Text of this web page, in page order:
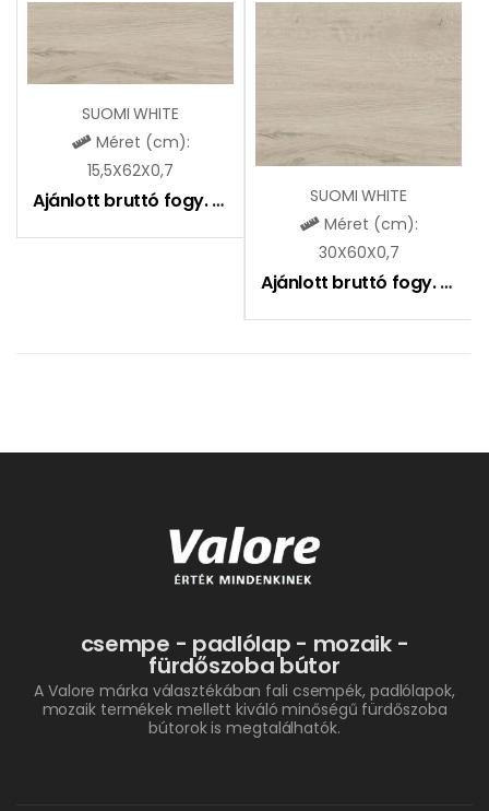
SUOMI WHITE
Méret (cm):
15,5X62X0,7
Ajánlott bruttó fogy. ár:
SUOMI WHITE
Méret (cm):
30X60X0,7
Ajánlott bruttó fogy. ár:
csempe - padlólap - mozaik -
fürdőszoba bútor
A Valore márka választékában fali csempék, padlólapok,
mozaik termékek mellett kiváló minőségű fürdőszoba
bútorok is megtalálhatók.